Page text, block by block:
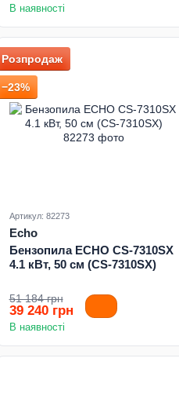
В наявності
Розпродаж
−23%
Артикул: 82273
Echo
Бензопила ECHO CS-7310SX
4.1 кВт, 50 см (CS-7310SX)
51 184 грн
39 240 грн
В наявності